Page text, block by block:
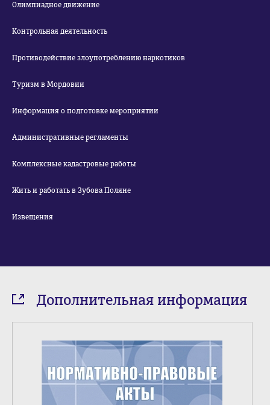
Олимпиадное движение
Контрольная деятельность
Противодействие злоупотреблению наркотиков
Туризм в Мордовии
Информация о подготовке мероприятии
Административные регламенты
Комплексные кадастровые работы
Жить и работать в Зубова Поляне
Извещения
Дополнительная информация